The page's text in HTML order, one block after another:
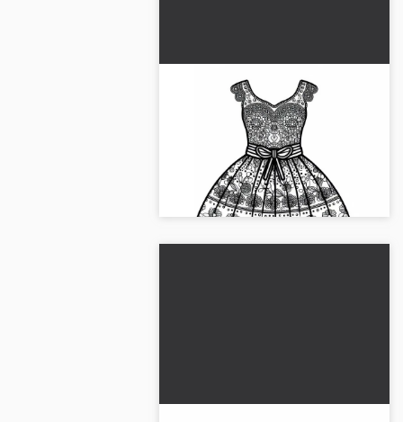
Kjole Malebilde Klær Gratis
Lag din egen fargeverden med vårt
gratis fargeleggingsbilde av en
kjole. Skaff deg bildet ditt nå!...